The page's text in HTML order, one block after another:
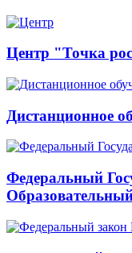
Центр "Точка
Дистанционное
Федеральный